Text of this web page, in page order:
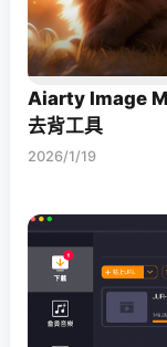
Aiarty Image
去背工具
2026/1/19